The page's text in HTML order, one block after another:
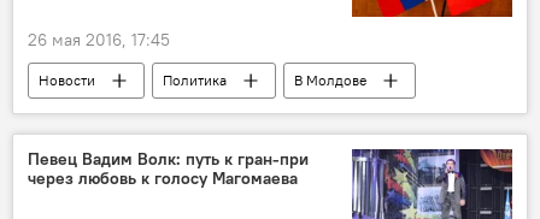
26 мая 2016, 17:45
Новости Политика
В Молдове
Россия
Республика Молдова
Дмитрий Рогозин
Октавиан Калмык
межправкомиссия по экономическому сотрудничеству
Певец Вадим Волк: путь к гран-при
через любовь к голосу Магомаева